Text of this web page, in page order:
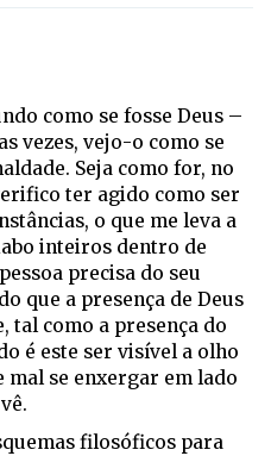
como se fosse Deus –
vezes, vejo-o como se
Seja como for, no
ter agido como ser
o que me leva a
inteiros dentro de
precisa do seu
que a presença de Deus
tal como a presença do
é este ser visível a olho
mal se enxergar em lado
filosóficos para